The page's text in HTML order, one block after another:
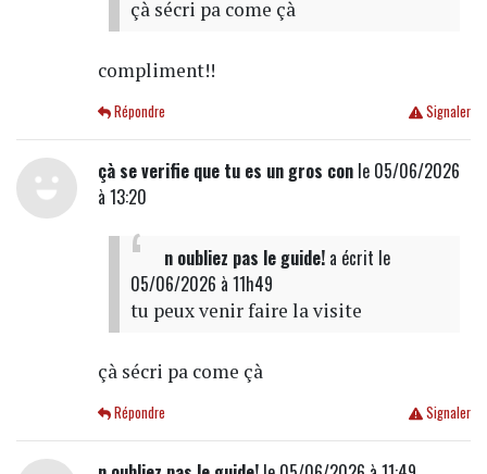
çà sécri pa come çà
compliment!!
Signaler
Répondre
çà se verifie que tu es un gros conle 05/06/2026
à 13:20
n oubliez pas le guide!a écrit le
05/06/2026 à 11h49
tu peux venir faire la visite
çà sécri pa come çà
Signaler
Répondre